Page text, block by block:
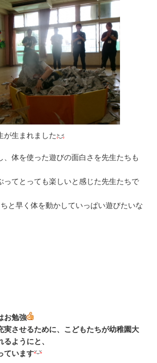
が生まれました
、体を使った遊びの面白さを先生たちも
ってとっても楽しいと感じた先生たちで
と早く体を動かしていっぱい遊びたいな
お勉強
実させるために、こどもたちが幼稚園大
ようにと、
ています